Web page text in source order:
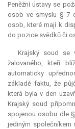
Peněžní ústavy se
osob ve smyslu § 7
osob, které mají k
do pozice svědků či
Krajský soud se
žalovaného, kteří
automaticky
základě faktu, že
která byla v den
Krajský soud
spojenou osobu dle
jediným společníkem